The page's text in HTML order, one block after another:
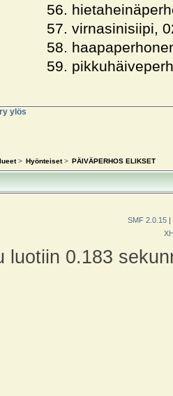
56.
57. virnasinisiipi,
58.
59.
ylös
> Hyönteiset> PÄIVÄPERHOS ELIKSET
SMF 2.0.15
luotiin 0.183